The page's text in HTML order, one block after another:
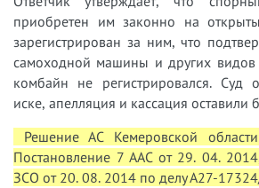
приобретен им законно на
зарегистрирован за ним, что
самоходной машины и других видов
комбайн не регистрировался. Суд
иске, апелляция и кассация оставили
Решение АС Кемеровской
Постановление 7 ААС от 29. 04.
ЗСО от 20. 08. 2014 по делу А27-